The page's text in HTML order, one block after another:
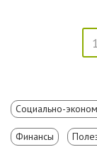
1
Социально-
Финансы